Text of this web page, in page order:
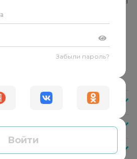
Он не указывает
не даёт советы, а помогает
ответы и решения.
к себе, своим
внутреннюю опору.
справляться с любыми
психолога?
со специалистом?
что делать?
Забыли пароль?
Войти